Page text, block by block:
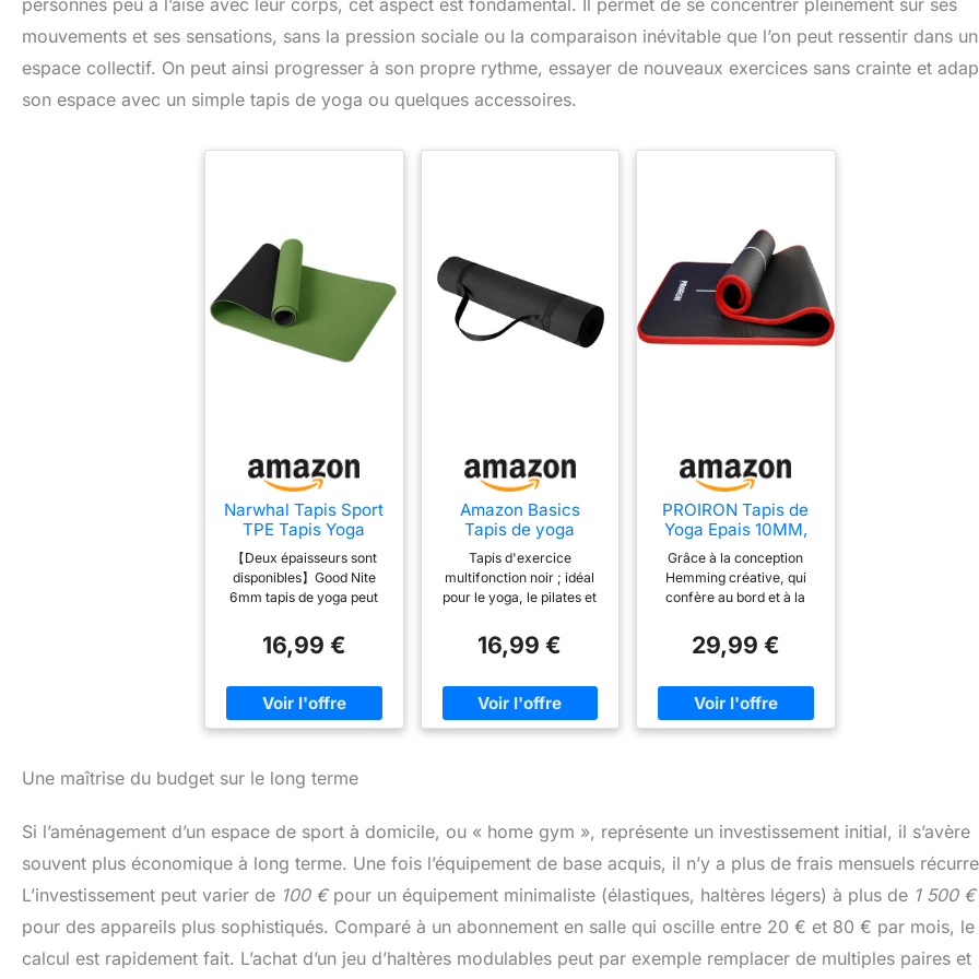
mouvements et ses sensations, sans la pression sociale ou la comparaison inévitable que l’on peut ressentir dans un
espace collectif. On peut ainsi progresser à son propre rythme, essayer de nouveaux exercices sans crainte et
son espace avec un simple tapis de yoga ou quelques accessoires.
Narwhal Tapis Sport
TPE Tapis Yoga
Antidérapant
183x61x0,6cm
【Deux épaisseurs sont
disponibles】Good Nite
6mm tapis de yoga peut
du corps et pèse 750g.
10mm tapis de yoga plus
articulations et pèse
1200g. Les deux couches
conviennent pour le
Body et d'autres sports
【TPE Material】Le tapis
TPE, aucune colle n'est
avantages d'une
élasticité, d'une
densité élevées. Il est
donc durable, ne se
déforme pas facilement et
16,99 €
Amazon Basics
Tapis de yoga
d'exercice en TPE
de 0.6 cm
d'épaisseur avec
sangle de transport,
Tapis d'exercice
multifonction noir ; idéal
pour le yoga, le pilates et
Surface antidérapante
pour une prise en main
mm offrant un soutien
confortable et rembourré
et une absorption des
transport facile.
73,6 pouces de long x 24
pouces de large x 0,24
16,99 €
PROIRON Tapis de
Yoga Epais 10MM,
Antidérapant Tapis
d'exercice Fitness,
Tapis de
Gymnastique pour
Exercices Sport
Mousse
NBR/respecte la
Peau, Noir
Grâce à la conception
Hemming créative, qui
confère au bord et à la
grille anti-déchirure, nos
tapis de yoga sont plus
faciles à nettoyer.
MATÉRIEL - Avec son
matériau NBR en mousse
hanches, les genoux et les
ANTI-SLIP - Empêche la
rupture grâce au nouveau
contre la casse. Vous
pouvez utiliser ce matelas
pour des positions de yoga
29,99 €
Une maîtrise du budget sur le long terme
Si l’aménagement d’un espace de sport à domicile, ou « home gym », représente un investissement initial, il s’avère
souvent plus économique à long terme. Une fois l’équipement de base acquis, il n’y a plus de frais mensuels
L’investissement peut varier de 100 €pour un équipement minimaliste (élastiques, haltères légers) à plus de 1 500 €
pour des appareils plus sophistiqués. Comparé à un abonnement en salle qui oscille entre 20 € et 80 € par mois, le
calcul est rapidement fait. L’achat d’un jeu d’haltères modulables peut par exemple remplacer de multiples paires et